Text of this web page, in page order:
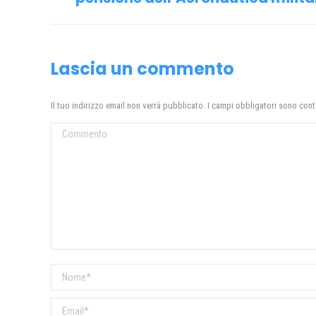
precedente:
Lascia un commento
Il tuo indirizzo email non verrà pubblicato. I campi obbligatori sono
Commento
Nome *
Email *